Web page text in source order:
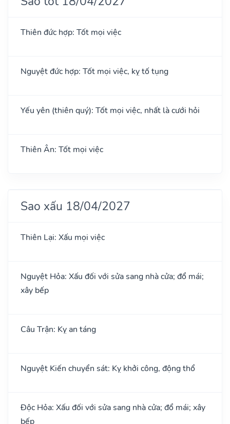
Thiên đức hợp: Tốt mọi việc
Nguyệt đức hợp: Tốt mọi việc, kỵ tố tụng
Yếu yên (thiên quý): Tốt mọi việc, nhất là cưới hỏi
Thiên Ân: Tốt mọi việc
Sao xấu 18/04/2027
Thiên Lại: Xấu mọi việc
Nguyệt Hỏa: Xấu đối với sửa sang nhà cửa; đổ mái;
xây bếp
Câu Trận: Kỵ an táng
Nguyệt Kiến chuyển sát: Kỵ khởi công, động thổ
Độc Hỏa: Xấu đối với sửa sang nhà cửa; đổ mái; xây
bếp